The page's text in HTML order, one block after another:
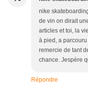
nike
de vin on dirait
articles et toi, la
à pied, a
remercie de tant
chance. Jespère
Répondre